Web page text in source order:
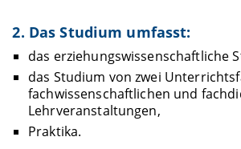
2. Das Studium umfasst:
das erziehungswissenschaftliche
das Studium von zwei
fachwissenschaftlichen und
Lehrveranstaltungen,
Praktika.